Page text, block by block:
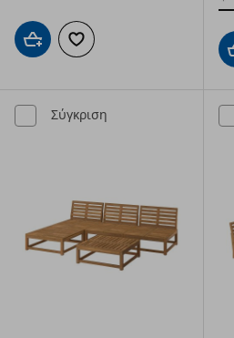
Προσθήκη στο καλάθι
Προσθήκη στα αγαπημένα
Σύγκριση